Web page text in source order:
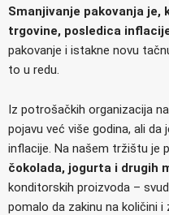
Smanjivanje pakovanja je,
trgovine, posledica
pakovanje i istakne novu
to u redu.
Iz potrošačkih organizacija
pojavu već više godina, ali
inflacije. Na našem tržištu je
čokolada, jogurta i drugih
konditorskih proizvoda –
pomalo da zakinu na količini i